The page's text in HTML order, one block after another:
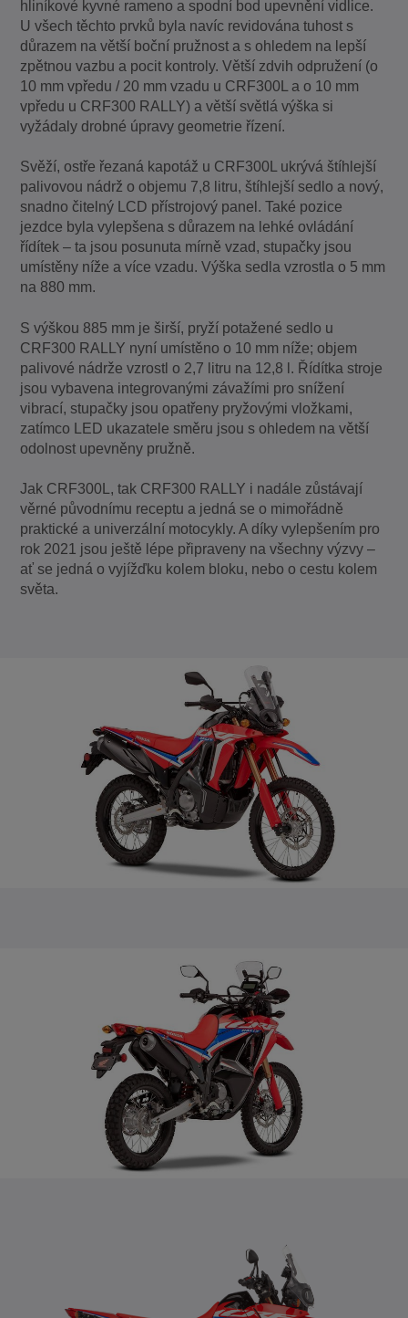
hliníkové kyvné rameno a spodní bod upevnění vidlice.
U všech těchto prvků byla navíc revidována tuhost s
důrazem na větší boční pružnost a s ohledem na lepší
zpětnou vazbu a pocit kontroly. Větší zdvih odpružení (o
10 mm vpředu / 20 mm vzadu u CRF300L a o 10 mm
vpředu u CRF300 RALLY) a větší světlá výška si
vyžádaly drobné úpravy geometrie řízení.
Svěží, ostře řezaná kapotáž u CRF300L ukrývá štíhlejší
palivovou nádrž o objemu 7,8 litru, štíhlejší sedlo a nový,
snadno čitelný LCD přístrojový panel. Také pozice
jezdce byla vylepšena s důrazem na lehké ovládání
řídítek – ta jsou posunuta mírně vzad, stupačky jsou
umístěny níže a více vzadu. Výška sedla vzrostla o 5 mm
na 880 mm.
S výškou 885 mm je širší, pryží potažené sedlo u
CRF300 RALLY nyní umístěno o 10 mm níže; objem
palivové nádrže vzrostl o 2,7 litru na 12,8 l. Řídítka stroje
jsou vybavena integrovanými závažími pro snížení
vibrací, stupačky jsou opatřeny pryžovými vložkami,
zatímco LED ukazatele směru jsou s ohledem na větší
odolnost upevněny pružně.
Jak CRF300L, tak CRF300 RALLY i nadále zůstávají
věrné původnímu receptu a jedná se o mimořádně
praktické a univerzální motocykly. A díky vylepšením pro
rok 2021 jsou ještě lépe připraveny na všechny výzvy –
ať se jedná o vyjížďku kolem bloku, nebo o cestu kolem
světa.